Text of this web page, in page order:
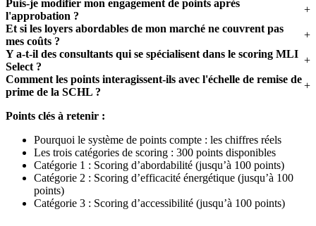
Puis-je modifier mon engagement de points après
l'approbation ?
Et si les loyers abordables de mon marché ne couvrent pas
mes coûts ?
Y a-t-il des consultants qui se spécialisent dans le scoring MLI
Select ?
Comment les points interagissent-ils avec l'échelle de remise de
prime de la SCHL ?
Points clés à retenir :
Pourquoi le système de points compte : les chiffres réels
Les trois catégories de scoring : 300 points disponibles
Catégorie 1 : Scoring d’abordabilité (jusqu’à 100 points)
Catégorie 2 : Scoring d’efficacité énergétique (jusqu’à 100
points)
Catégorie 3 : Scoring d’accessibilité (jusqu’à 100 points)